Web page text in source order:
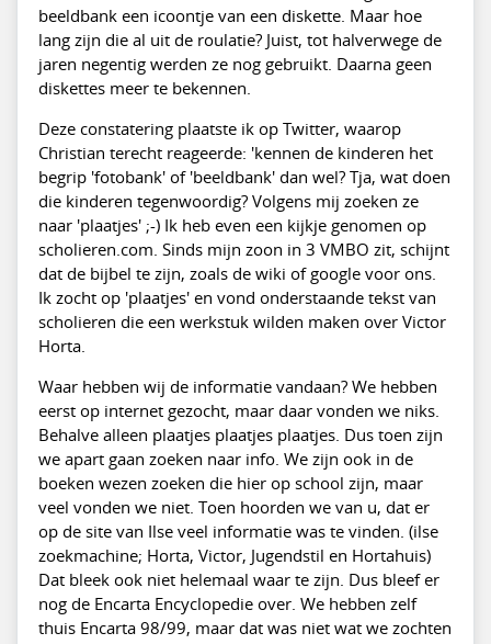
beeldbank een icoontje van een diskette. Maar hoe
lang zijn die al uit de roulatie? Juist, tot halverwege de
jaren negentig werden ze nog gebruikt. Daarna geen
diskettes meer te bekennen.
Deze constatering plaatste ik op Twitter, waarop
Christian terecht reageerde: 'kennen de kinderen het
begrip 'fotobank' of 'beeldbank' dan wel? Tja, wat doen
die kinderen tegenwoordig? Volgens mij zoeken ze
naar 'plaatjes' ;-) Ik heb even een kijkje genomen op
scholieren.com. Sinds mijn zoon in 3 VMBO zit, schijnt
dat de bijbel te zijn, zoals de wiki of google voor ons.
Ik zocht op 'plaatjes' en vond onderstaande tekst van
scholieren die een werkstuk wilden maken over Victor
Horta.
Waar hebben wij de informatie vandaan? We hebben
eerst op internet gezocht, maar daar vonden we niks.
Behalve alleen plaatjes plaatjes plaatjes. Dus toen zijn
we apart gaan zoeken naar info. We zijn ook in de
boeken wezen zoeken die hier op school zijn, maar
veel vonden we niet. Toen hoorden we van u, dat er
op de site van Ilse veel informatie was te vinden. (ilse
zoekmachine; Horta, Victor, Jugendstil en Hortahuis)
Dat bleek ook niet helemaal waar te zijn. Dus bleef er
nog de Encarta Encyclopedie over. We hebben zelf
thuis Encarta 98/99, maar dat was niet wat we zochten